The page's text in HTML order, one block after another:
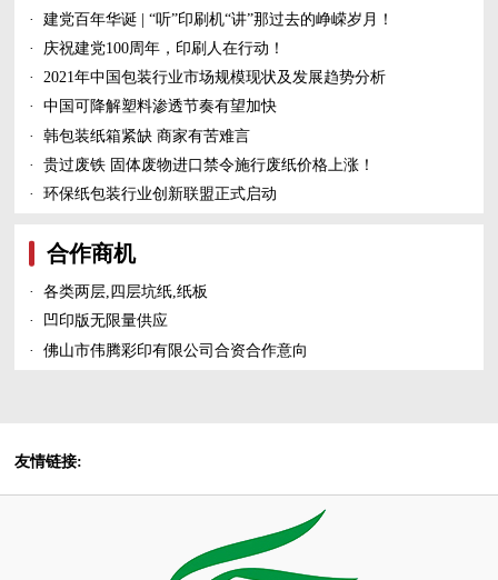
·
建党百年华诞 | “听”印刷机“讲”那过去的峥嵘岁月！
·
庆祝建党100周年，印刷人在行动！
·
2021年中国包装行业市场规模现状及发展趋势分析
·
中国可降解塑料渗透节奏有望加快
·
韩包装纸箱紧缺 商家有苦难言
·
贵过废铁 固体废物进口禁令施行废纸价格上涨！
·
环保纸包装行业创新联盟正式启动
合作商机
·
各类两层,四层坑纸,纸板
·
凹印版无限量供应
·
佛山市伟腾彩印有限公司合资合作意向
友情链接: